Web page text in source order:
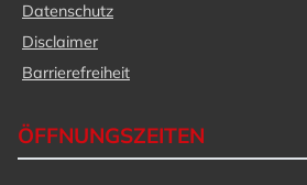
Datenschutz
Disclaimer
Barrierefreiheit
ÖFFNUNGSZEITEN